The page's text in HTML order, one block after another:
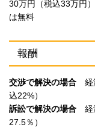
30万円（税込33万円
は無料
報酬
交渉で解決の場合 経
込22%）
訴訟で解決の場合 経
27.5％）